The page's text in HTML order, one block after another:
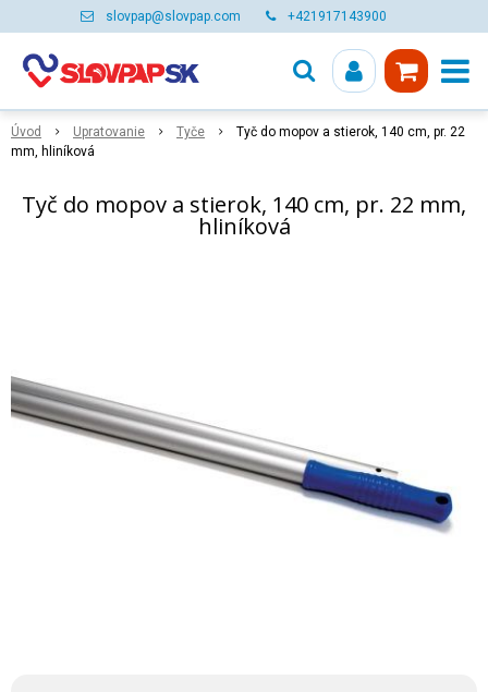
slovpap@slovpap.com +421917143900
Úvod Upratovanie Tyče
Tyč do mopov a stierok, 140 cm, pr. 22
mm, hliníková
Tyč do mopov a stierok, 140 cm, pr. 22 mm,
hliníková